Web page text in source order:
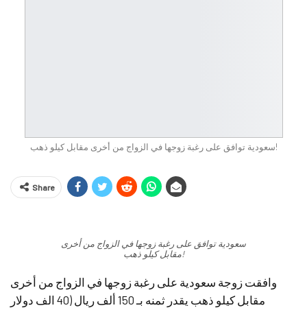
سعودية توافق على رغبة زوجها في الزواج من أخرى مقابل كيلو ذهب!
Share
سعودية توافق على رغبة زوجها في الزواج من أخرى
مقابل كيلو ذهب!
وافقت زوجة سعودية على رغبة زوجها في الزواج من أخرى
مقابل كيلو ذهب يقدر ثمنه بـ 150 ألف ريال (40 الف دولار